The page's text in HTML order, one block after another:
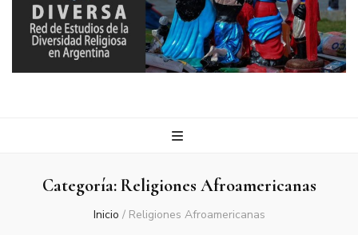
Categoría:Religiones Afroamericanas
Inicio / Religiones Afroamericanas